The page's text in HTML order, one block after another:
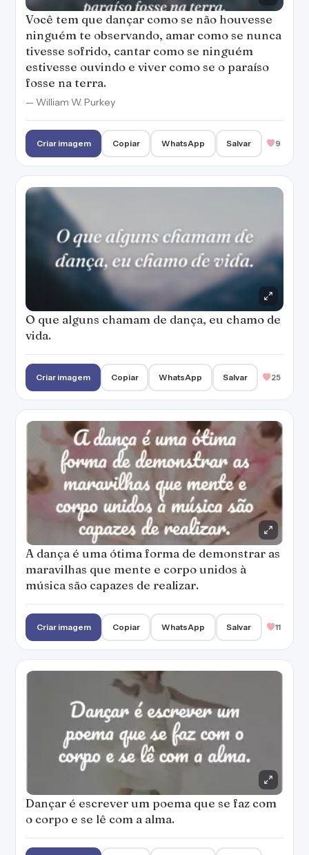
Você tem que dançar como se não houvesse
ninguém te observando, amar como se nunca
tivesse sofrido, cantar como se ninguém
estivesse ouvindo e viver como se o paraíso
fosse na terra.
— William W. Purkey
Criar imagem Copiar WhatsApp Salvar 9
O que alguns chamam de dança, eu chamo de
vida.
Criar imagem Copiar WhatsApp Salvar 25
A dança é uma ótima forma de demonstrar as
maravilhas que mente e corpo unidos à
música são capazes de realizar.
Criar imagem Copiar WhatsApp Salvar 11
Dançar é escrever um poema que se faz com
o corpo e se lê com a alma.